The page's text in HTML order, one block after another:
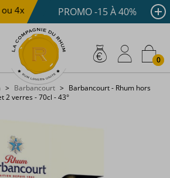
4x dès 100 € Livraison offerte
PROMO -15 À 40%
0
Barbancourt
Barbancourt - Rhum hors
2 verres - 70cl - 43°